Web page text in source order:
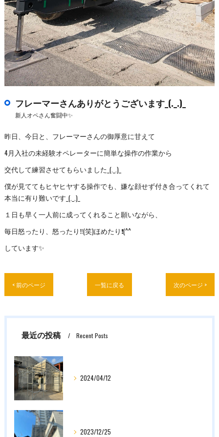
フレーマーさんありがとうございます_(._.)_
新人オペさん奮闘中✨
昨日、今日と、フレーマーさんの御厚意に甘えて
4月入社の未経験オペレーターに簡単な操作の作業から
交代して練習させてもらいました_(._.)_
僕が見ててもヒヤヒヤする操作でも、嫌な顔せず付き合ってくれて
本当に有り難いです_(._.)_
１日も早く一人前に成ってくれること願いながら、
毎日怒ったり、怒ったり‼️(笑)ほめたり❗(^^ゞ
しています✨
< 前のページ 一覧に戻る 次のページ >
最近の投稿 Recent Posts
2024/04/12
2023/12/25